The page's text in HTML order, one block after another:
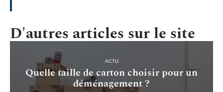
D'autres articles sur le site
ACTU
Quelle taille de carton choisir pour un
déménagement ?